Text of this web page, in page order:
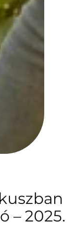
– 2025.